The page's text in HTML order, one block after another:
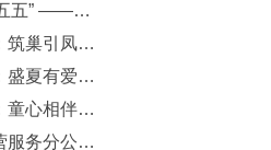
多维“廉”动聚合力 清风护航“十五五” ——陕煤建设煤矿运营服务分公司党风廉政建设工作纪实
陕煤建设煤矿运营服务分公司：筑巢引凤育良才 蓄势赋能促发展
陕煤建设煤矿运营服务分公司：盛夏有爱 生辰共暖
陕煤建设煤矿运营服务分公司：童心相伴共度盛夏 亲情关爱温暖一线
【省国资委】陕煤建设煤矿运营服务分公司交出平安建设“高分答卷”